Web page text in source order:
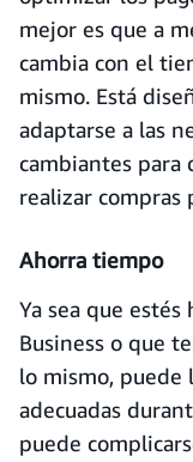
mejor es que a
cambia con el
mismo. Está
adaptarse a las
cambiantes para
realizar compras
Ahorra tiempo
Ya sea que
Business o que
lo mismo, puede
adecuadas
puede